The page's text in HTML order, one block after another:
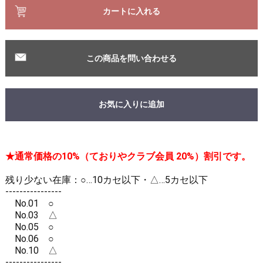
カートに入れる
この商品を問い合わせる
お気に入りに追加
★通常価格の10%（ておりやクラブ会員 20%）割引です。
残り少ない在庫：○…10カセ以下・△…5カセ以下
----------------
No.01 ○
No.03 △
No.05 ○
No.06 ○
No.10 △
----------------